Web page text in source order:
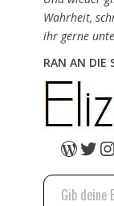
Wahrheit,
ihr gerne
RAN AN DIE
Gib deine E-Mail-Adresse ein …